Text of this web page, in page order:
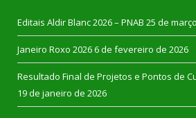
Editais Aldir Blanc 2026 – PNAB 25 de
Janeiro Roxo 2026 6 de fevereiro de 2026
Resultado Final de Projetos e Pontos de
19 de janeiro de 2026